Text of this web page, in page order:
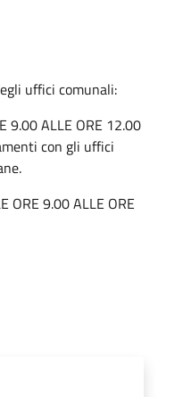
uffici comunali:
9.00 ALLE ORE 12.00
con gli uffici
ORE 9.00 ALLE ORE